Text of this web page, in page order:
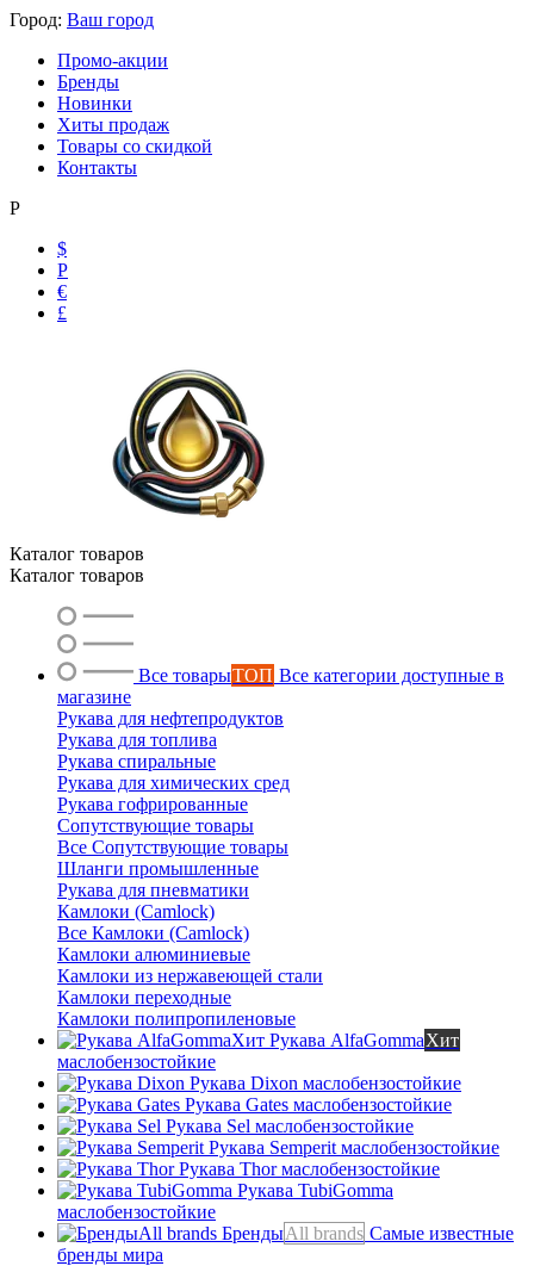
Город: Ваш город
Промо-акции
Бренды
Новинки
Хиты продаж
Товары со скидкой
Контакты
Р
$
Р
€
£
Каталог товаров
Каталог товаров
Все товарыТОП Все категории доступные в
магазине
Рукава для нефтепродуктов
Рукава для топлива
Рукава спиральные
Рукава для химических сред
Рукава гофрированные
Сопутствующие товары
Все Сопутствующие товары
Шланги промышленные
Рукава для пневматики
Камлоки (Camlock)
Все Камлоки (Camlock)
Камлоки алюминиевые
Камлоки из нержавеющей стали
Камлоки переходные
Камлоки полипропиленовые
Рукава AlfaGommaХит
маслобензостойкие
Рукава Dixon маслобензостойкие
Рукава Gates маслобензостойкие
Рукава Sel маслобензостойкие
Рукава Semperit маслобензостойкие
Рукава Thorмаслобензостойкие
Рукава TubiGomma
маслобензостойкие
БрендыAll brands Самые известные
бренды мира
Ольга
Маслобензостойкие рукава